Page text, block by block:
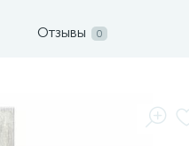
Отзывы 0